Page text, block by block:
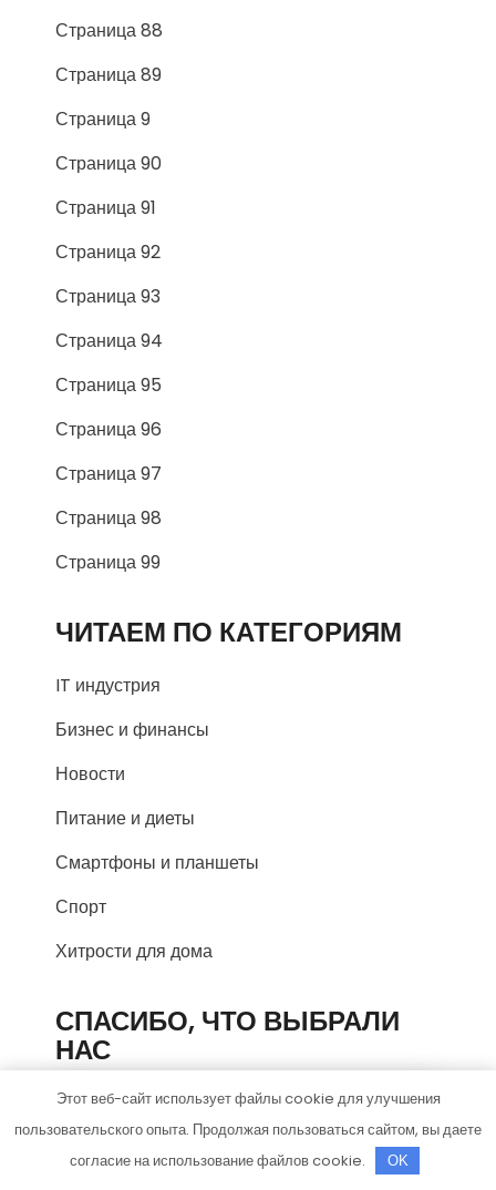
Страница 88
Страница 89
Страница 9
Страница 90
Страница 91
Страница 92
Страница 93
Страница 94
Страница 95
Страница 96
Страница 97
Страница 98
Страница 99
ЧИТАЕМ ПО КАТЕГОРИЯМ
IT индустрия
Бизнес и финансы
Новости
Питание и диеты
Смартфоны и планшеты
Спорт
Хитрости для дома
СПАСИБО, ЧТО ВЫБРАЛИ
НАС
Этот веб-сайт использует файлы cookie для улучшения
пользовательского опыта. Продолжая пользоваться сайтом, вы даете
согласие на использование файлов cookie.
OK